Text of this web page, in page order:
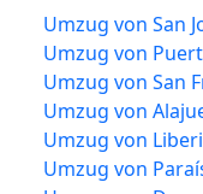
Umzug von San
Umzug von
Umzug von San
Umzug von
Umzug von
Umzug von